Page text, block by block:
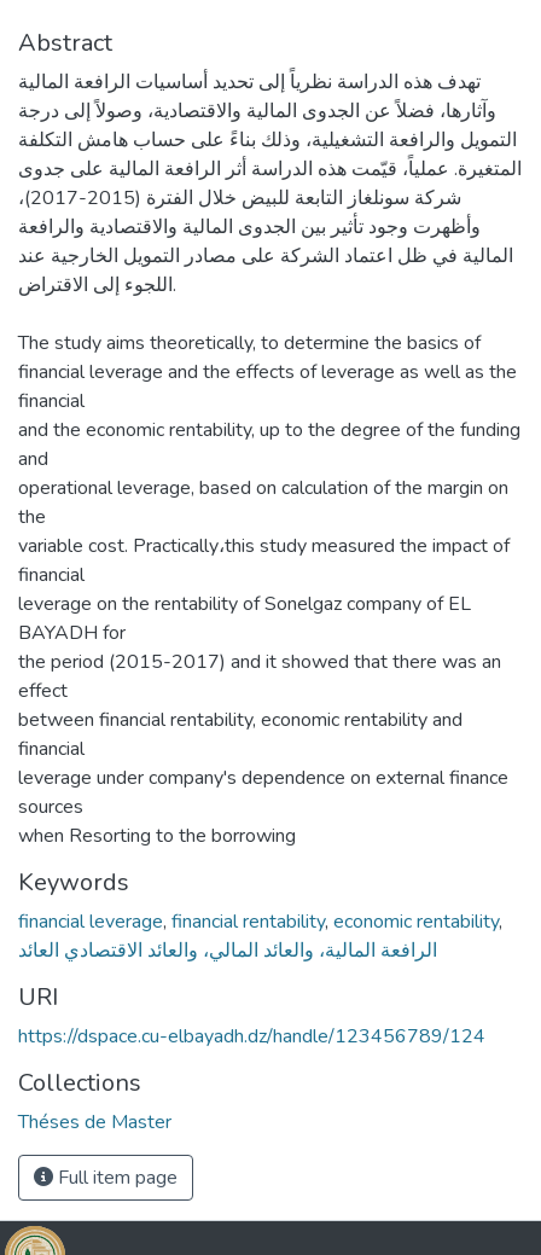
Abstract
تهدف هذه الدراسة نظرياً إلى تحديد أساسيات الرافعة المالية
وآثارها، فضلاً عن الجدوى المالية والاقتصادية، وصولاً إلى درجة
التمويل والرافعة التشغيلية، وذلك بناءً على حساب هامش التكلفة
المتغيرة. عملياً، قيّمت هذه الدراسة أثر الرافعة المالية على جدوى
شركة سونلغاز التابعة للبيض خلال الفترة (2015-2017)،
وأظهرت وجود تأثير بين الجدوى المالية والاقتصادية والرافعة
المالية في ظل اعتماد الشركة على مصادر التمويل الخارجية عند
اللجوء إلى الاقتراض.
The study aims theoretically, to determine the basics of
financial leverage and the effects of leverage as well as the
financial
and the economic rentability, up to the degree of the funding
and
operational leverage, based on calculation of the margin on
the
variable cost. Practically،this study measured the impact of
financial
leverage on the rentability of Sonelgaz company of EL
BAYADH for
the period (2015-2017) and it showed that there was an
effect
between financial rentability, economic rentability and
financial
leverage under company's dependence on external finance
sources
when Resorting to the borrowing
Keywords
financial leverage, financial rentability, economic rentability,
الرافعة المالية، والعائد المالي، والعائد الاقتصادي العائد
URI
https://dspace.cu-elbayadh.dz/handle/123456789/124
Collections
Théses de Master
Full item page